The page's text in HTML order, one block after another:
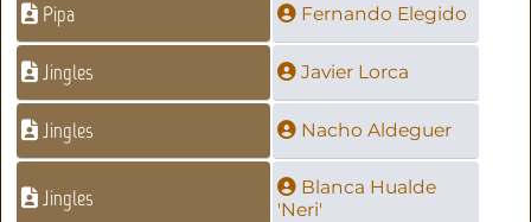
Pipa Fernando Elegido
Jingles Javier Lorca
Jingles Nacho Aldeguer
Jingles
Blanca Hualde
'Neri'